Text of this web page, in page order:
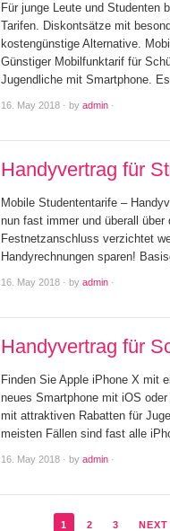
Für junge Leute und Studenten
Tarifen. Diskontsätze mit
kostengünstige Alternative.
Günstiger Mobilfunktarif für
Jugendliche mit Smartphone.
16. May 2018 · by admin ·
Handyvertrag für
Mobile Studententarife –
nun fast immer und überall
Festnetzanschluss verzichtet
Handyrechnungen sparen!
16. May 2018 · by admin ·
Handyvertrag für
Finden Sie Apple iPhone X mit
neues Smartphone mit iOS
mit attraktiven Rabatten für
meisten Fällen sind fast alle
16. May 2018 · by admin ·
1 2 3